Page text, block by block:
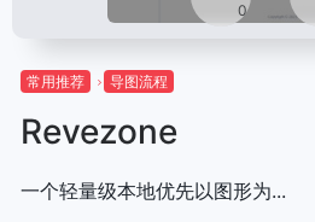
0
常用推荐 导图流程
Revezone
一个轻量级本地优先以图形为...